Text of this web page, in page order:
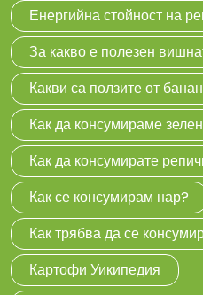
Енергийна стойност на
За какво е полезен
Какви са ползите от
Как да консумираме
Как да консумирате
Как се консумирам нар?
Как трябва да се
Картофи Уикипедия